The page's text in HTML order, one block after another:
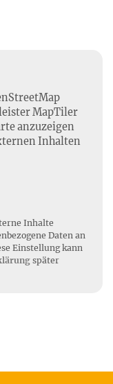
MapTiler
anzuzeigen
Inhalten
Inhalte
Daten an
Einstellung kann
später